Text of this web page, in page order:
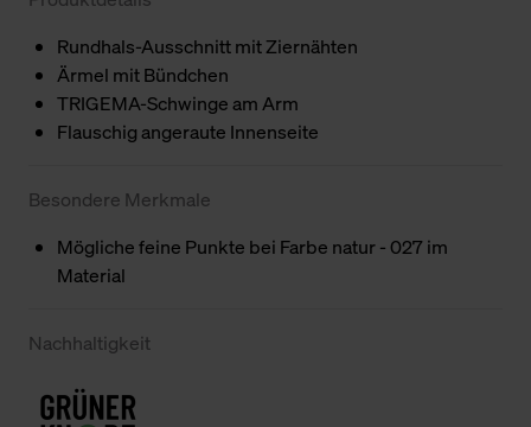
Rundhals-Ausschnitt mit Ziernähten
Ärmel mit Bündchen
TRIGEMA-Schwinge am Arm
Flauschig angeraute Innenseite
Besondere Merkmale
Mögliche feine Punkte bei Farbe natur - 027 im
Material
Nachhaltigkeit